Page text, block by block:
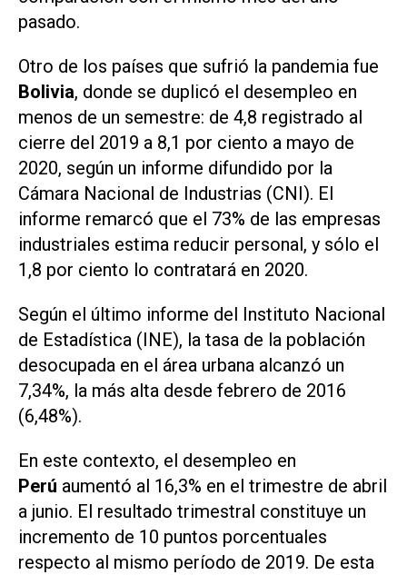
pasado.
Otro de los países que sufrió la pandemia fue
Bolivia, donde se duplicó el desempleo en
menos de un semestre: de 4,8 registrado al
cierre del 2019 a 8,1 por ciento a mayo de
2020, según un informe difundido por la
Cámara Nacional de Industrias (CNI). El
informe remarcó que el 73% de las empresas
industriales estima reducir personal, y sólo el
1,8 por ciento lo contratará en 2020.
Según el último informe del Instituto Nacional
de Estadística (INE), la tasa de la población
desocupada en el área urbana alcanzó un
7,34%, la más alta desde febrero de 2016
(6,48%).
En este contexto, el desempleo en
Perú aumentó al 16,3% en el trimestre de abril
a junio. El resultado trimestral constituye un
incremento de 10 puntos porcentuales
respecto al mismo período de 2019. De esta